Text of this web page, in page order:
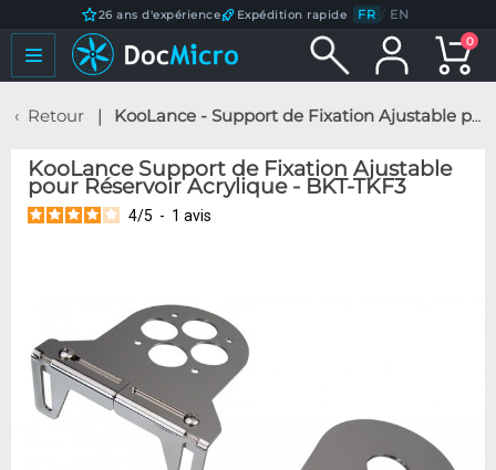
26 ans d'expérience Expédition rapide FR / EN
0
Retour KooLance - Support de Fixation Ajustable pour Réservoir Acrylique - BKT-TKF3
KooLance Support de Fixation Ajustable
pour Réservoir Acrylique - BKT-TKF3
4/5 - 1 avis